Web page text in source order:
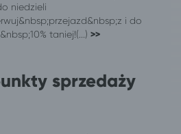
niedzieli
i do
taniej!(...) >>
sprzedaży